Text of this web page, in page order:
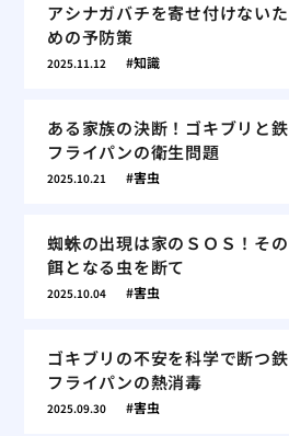
アシナガバチを寄せ付けないた
めの予防策
2025.11.12 知識
ある家族の決断！ゴキブリと鉄
フライパンの衛生問題
2025.10.21 害虫
蜘蛛の出現は家のＳＯＳ！その
餌となる虫を断て
2025.10.04 害虫
ゴキブリの不安を科学で断つ鉄
フライパンの熱消毒
2025.09.30 害虫